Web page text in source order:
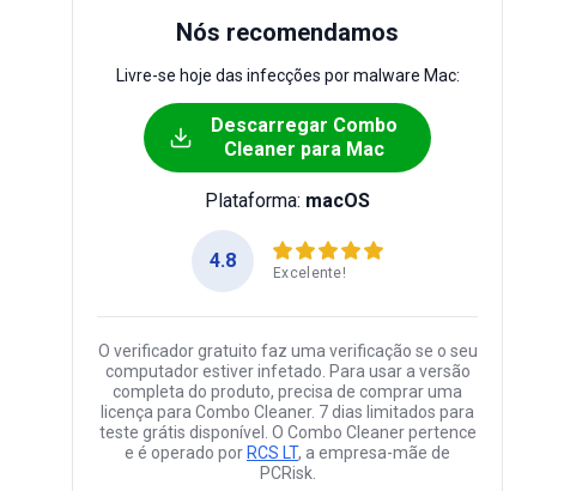
Nós recomendamos
Livre-se hoje das infecções por malware Mac:
Descarregar Combo
Cleaner para Mac
Plataforma: macOS
4.8
Excelente!
O verificador gratuito faz uma verificação se o seu
computador estiver infetado. Para usar a versão
completa do produto, precisa de comprar uma
licença para Combo Cleaner. 7 dias limitados para
teste grátis disponível. O Combo Cleaner pertence
e é operado por RCS LT, a empresa-mãe de
PCRisk.